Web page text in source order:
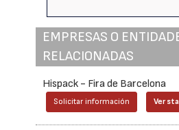
EMPRESAS O
RELACIONADAS
Hispack - Fira de Barcelona
Solicitar información Ver